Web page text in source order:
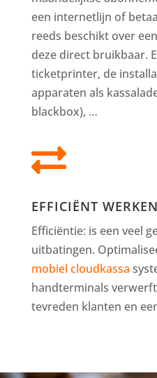
een internetlijn of
reeds beschikt over
deze direct bruikbaar.
ticketprinter, de
apparaten als
blackbox), …

EFFICIËNT WERKEN
Efficiëntie: is een veel
uitbatingen.
mobiel cloudkassa
handterminals
tevreden klanten en